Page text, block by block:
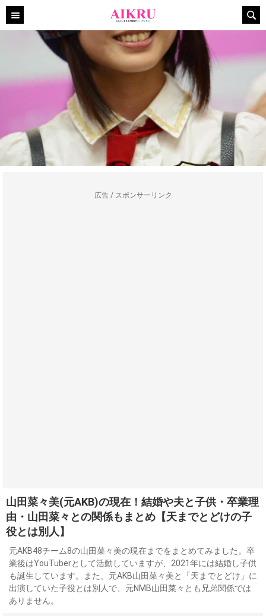
広告 / スポンサーリンク
山田菜々美(元AKB)の現在！結婚や夫と子供・卒業理
由・山田菜々との関係もまとめ【天までとどけの子
役とは別人】
元AKB48チーム8の山田菜々美の現在までをまとめてみました。卒
業後はYouTuberとして活動していますが、2021年には結婚し子供
も誕生しています。また、元AKB山田菜々美と「天までとどけ」に
出演していた子役とは別人で、元NMB山田菜々とも兄弟関係では
ありません。